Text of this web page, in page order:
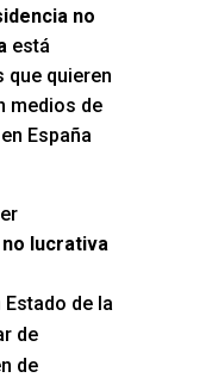
no
está
que quieren
medios de
España
lucrativa
de la
de
de